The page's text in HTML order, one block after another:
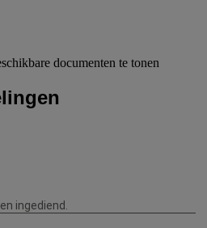
documenten te tonen